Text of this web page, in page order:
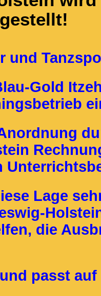
und
Gold
Lage
die
passt